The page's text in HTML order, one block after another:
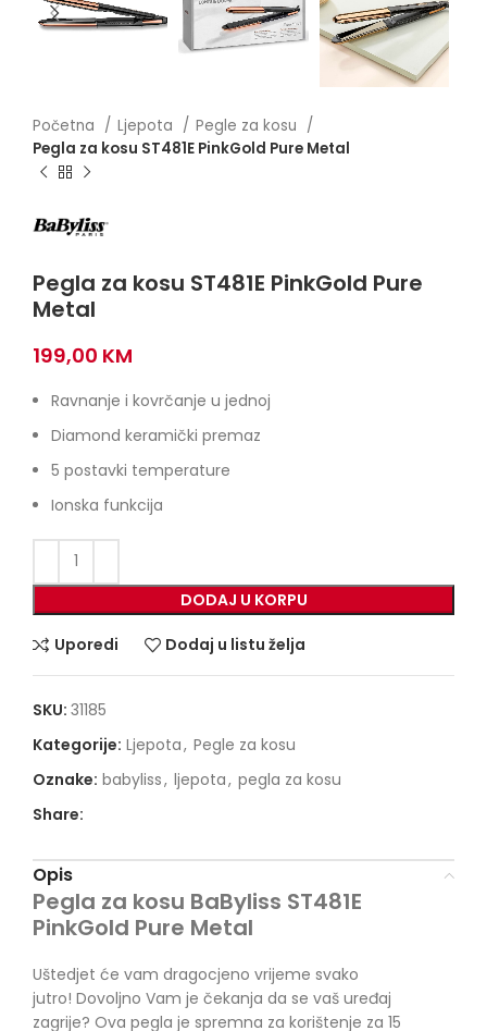
Početna Ljepota
Pegle za kosu
Pegla za kosu ST481E PinkGold Pure Metal
Pegla za kosu ST481E PinkGold Pure
Metal
199,00 KM
Ravnanje i kovrčanje u jednoj
Diamond keramički premaz
5 postavki temperature
Ionska funkcija
DODAJ U KORPU
Uporedi Dodaj u listu želja
SKU: 31185
Kategorije: Ljepota, Pegle za kosu
Oznake: babyliss, ljepota, pegla za kosu
Share:
Opis
Pegla za kosu BaByliss ST481E
PinkGold Pure Metal
Uštedjet će vam dragocjeno vrijeme svako
jutro! Dovoljno Vam je čekanja da se vaš uređaj
zagrije? Ova pegla je spremna za korištenje za 15